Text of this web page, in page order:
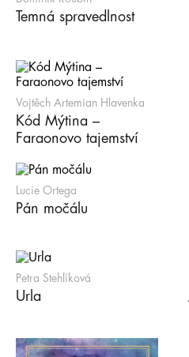
Temná spravedlnost
Vojtěch Artemian Hlavenka
Kód Mýtina –
Faraonovo tajemství
Lucie Ortega
Pán močálu
Petra Stehlíková
Urla